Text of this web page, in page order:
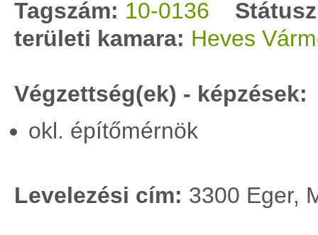
Tagszám: 10-0136
területi kamara: Heves
Végzettség(ek) - képzések:
okl. építőmérnök
Levelezési cím: 3300 Eger,